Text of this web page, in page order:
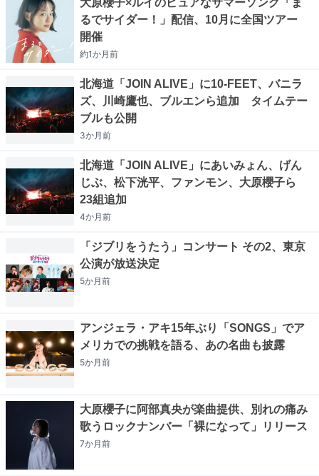
るでサイダー！」配信、10月に全国ツアー
開催
約1か月前
北海道「JOIN ALIVE」に10-FEET、バニラ
ズ、川崎鷹也、ブルエンら追加 タイムテー
ブルも公開
3か月前
北海道「JOIN ALIVE」にあいみょん、げん
じぶ、松下洸平、ファンモン、大原櫻子ら
23組追加
4か月前
「ジブリをうたう」コンサート その2、東京
公演が放送決定
5か月前
アンジェラ・アキ15年ぶり「SONGS」でア
メリカでの挑戦を語る、あの名曲も披露
5か月前
大原櫻子に阿部真央が楽曲提供、別れの痛み
歌うロックナンバー「裸になって」リリース
7か月前